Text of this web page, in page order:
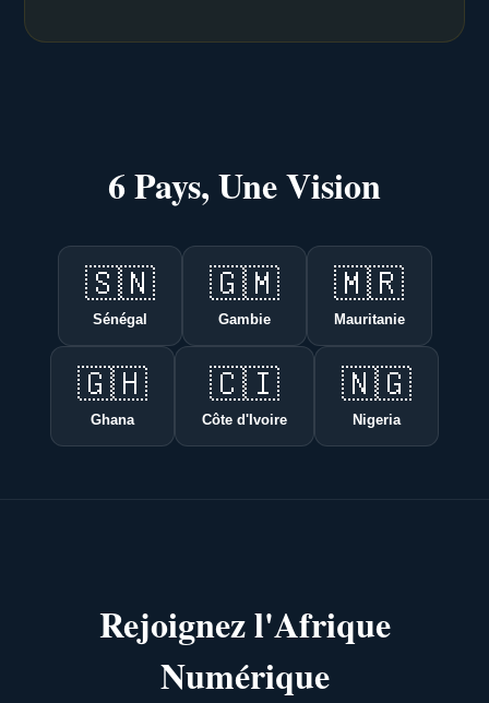
6 Pays, Une Vision
🇸🇳
Sénégal
🇬🇲
Gambie
🇲🇷
Mauritanie
🇬🇭
Ghana
🇨🇮
Côte d'Ivoire
🇳🇬
Nigeria
Rejoignez l'Afrique
Numérique